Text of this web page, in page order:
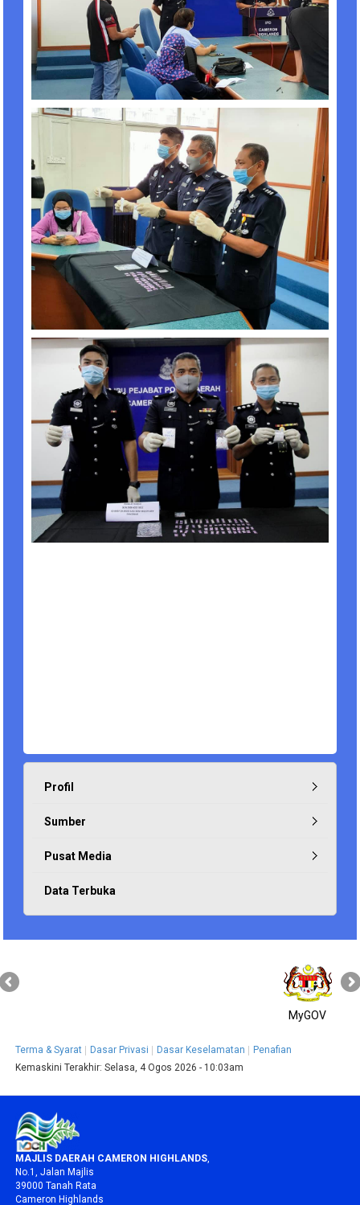
Profil
Sumber
Pusat Media
Data Terbuka
MyGOV
Terma & Syarat Dasar Privasi Dasar Keselamatan
Penafian
Kemaskini Terakhir:Selasa, 4 Ogos 2026 - 10:03am
MAJLIS DAERAH CAMERON HIGHLANDS
No.1, Jalan Majlis
39000 Tanah Rata
Cameron Highlands